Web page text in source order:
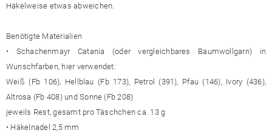
Häkelweise etwas abweichen.
Benötigte Materialien
• Schachenmayr Catania (oder vergleichbares Baumwollgarn) in
Wunschfarben, hier verwendet:
Weiß (Fb 106), Hellblau (Fb 173), Petrol (391), Pfau (146), Ivory (436),
Altrosa (Fb 408) und Sonne (Fb 208)
jeweils Rest, gesamt pro Täschchen ca. 13 g
• Häkelnadel 2,5 mm